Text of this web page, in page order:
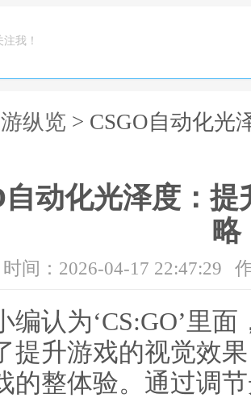
我！
纵览 > CSGO自动化光
自动化光泽度：
略
时间：2026-04-17 22:47:29
编认为‘CS:GO’里
提升游戏的视觉效
的整体验。通过调